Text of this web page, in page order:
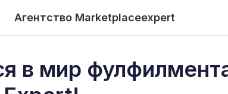
Агентство Marketplaceexpert
в мир